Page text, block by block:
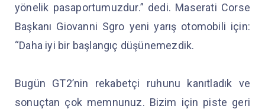
yönelik pasaportumuzdur.” dedi. Maserati Corse
Başkanı Giovanni Sgro yeni yarış otomobili için:
“Daha iyi bir başlangıç düşünemezdik.
Bugün GT2’nin rekabetçi ruhunu kanıtladık ve
sonuçtan çok memnunuz. Bizim için piste geri